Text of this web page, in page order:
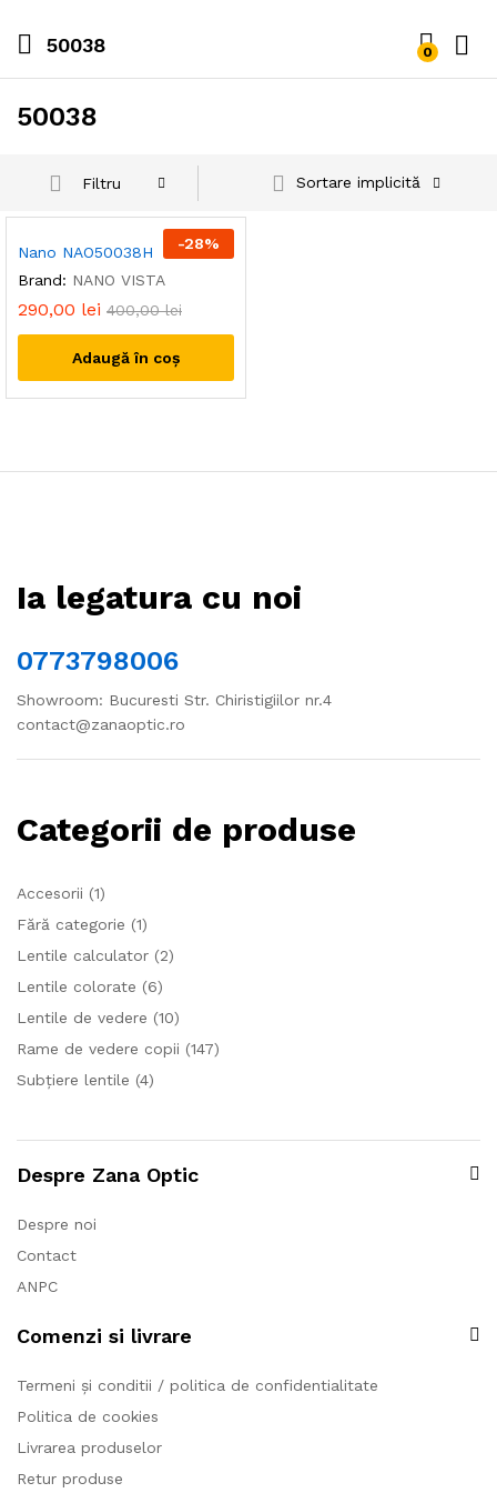
50038 0
50038
Filtru Sortare implicită
-28%
Nano NAO50038H
Brand: NANO VISTA
290,00 lei 400,00lei
Adaugă în coș
Ia legatura cu noi
0773798006
Showroom: Bucuresti Str. Chiristigiilor nr.4
contact@zanaoptic.ro
Categorii de produse
Accesorii (1)
Fără categorie (1)
Lentile calculator (2)
Lentile colorate (6)
Lentile de vedere (10)
Rame de vedere copii (147)
Subțiere lentile (4)
Despre Zana Optic
Despre noi
Contact
ANPC
Comenzi si livrare
Termeni și conditii / politica de confidentialitate
Politica de cookies
Livrarea produselor
Retur produse